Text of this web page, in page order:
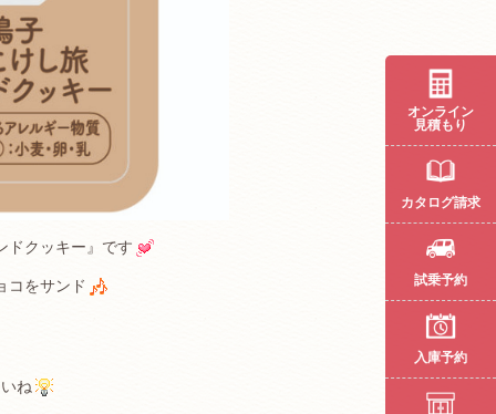
クッキー』です
コをサンド
ね
オンライン
見積もり
カタログ請求
試乗予約
入庫予約